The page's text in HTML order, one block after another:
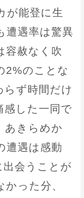
が能登に生
遭遇率は驚異
容赦なく吹
2%のことな
ず時間だけ
感した一同で
あきらめか
遭遇は感動
会うことが
った分、